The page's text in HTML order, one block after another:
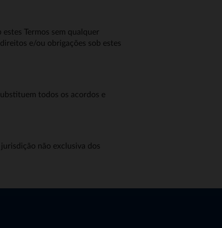
Termos sem qualquer
e/ou obrigações sob estes
todos os acordos e
não exclusiva dos